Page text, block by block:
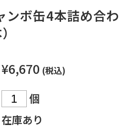
ボ缶4本詰め合わ
¥6,670 (税込)
個
在庫あり